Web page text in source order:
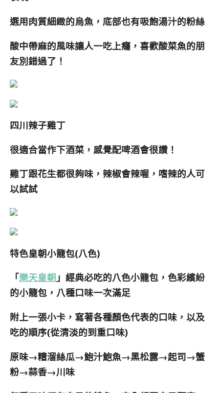
選用肉質細緻的烏魚， 底部也有吸飽湯汁的粉絲
酸中帶麻的風味讓人一吃上癮，喜歡酸菜魚的朋
友別錯過了！
四川辣子雞丁
很適合當作下酒菜，感覺配啤酒會很讚！
雞丁跟花生都很夠味，辣椒會辣喔，嗜辣的人可
以試試
特色皇朝小籠包(八色)
「樂天皇朝 」經典必吃的八色小籠包，色彩繽紛
的小籠包，八種口味一次滿足
附上一張小卡，寫著各種顏色代表的口味，以及
吃的順序(從清淡的到重口味)
原味→糟溜絲瓜→鮑汁鮑魚→黑松露→起司→蟹
粉→蒜香→川味